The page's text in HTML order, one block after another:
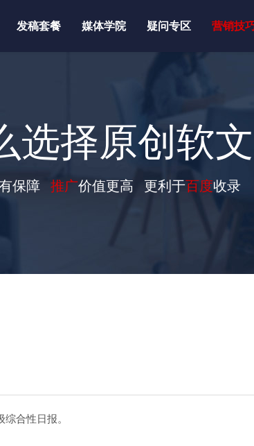
发稿套餐 媒体学院 疑问专区 营销技
选择原创软
保障 推广价值更高 更利于百度收录
合性日报。